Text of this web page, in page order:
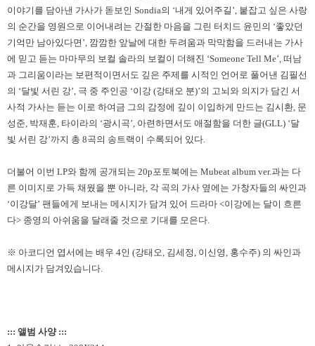
이야기를 담아낸 가사가 돋보인 Sondia의 ‘내게 있어주길’, 붙잡고 싶은 사랑
의 순간을 영원으로 이어내려는 간절한 마음을 그린 터치드 윤민의 ‘좋았던
기억만 남아있다면’, 깜깜한 앞날에 대한 두려움과 막막함을 드러내는 가사
에 믿고 듣는 마마무의 보컬 솔라의 보컬이 더해진 ‘Someone Tell Me’, 떠남
과 그리움이라는 보편적이면서도 깊은 주제를 시적인 언어로 풀어낸 김필선
의 ‘달빛 서린 강’, 극 중 주인공 ‘이강 (강태오 분)’의 고뇌와 의지가 담긴 서
사적 가사는 듣는 이로 하여금 그의 감정에 깊이 이입하게 만드는 김시환, 문
성준, 박재훈, 타이라의 ‘광시곡’, 아련하면서도 애절함을 더한 글(GLL) ‘달
빛 서린 강’까지 총 8곡의 송트랙이 수록되어 있다.
더불어 이번 LP와 함께 공개되는 20p포토북에는 Mubeat album ver.과는 다
른 이미지로 가득 채웠을 뿐 아니라, 각 곡의 가사 옆에는 가창자들의 싸인과
‘이강달’ 팬들에게 보내는 메시지가 담겨 있어 드라마 <이강에는 달이 흐른
다> 종영의 아쉬움을 달래줄 것으로 기대를 모은다.
※ 아코디언 엽서에는 배우 4인 (강태오, 김세정, 이신영, 홍수주) 의 싸인과
메시지가 담겨있습니다.
::: 앨범 사양 :::